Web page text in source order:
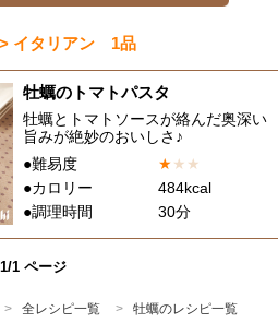
> イタリアン 1品
牡蠣のトマトパスタ
牡蠣とトマトソースが絡んだ奥深い
旨みが絶妙のおいしさ♪
●難易度
★★ ★
●カロリー
484kcal
●調理時間
30分
1/1 ページ
全レシピ一覧
牡蠣のレシピ一覧